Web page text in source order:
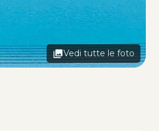
Vedi tutte le foto